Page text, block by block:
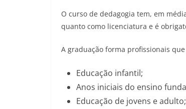
O curso de dedagogia tem, em
quanto como licenciatura e é
A graduação forma profissionais
Educação infantil;
Anos iniciais do ensino
Educação de jovens e adulto;